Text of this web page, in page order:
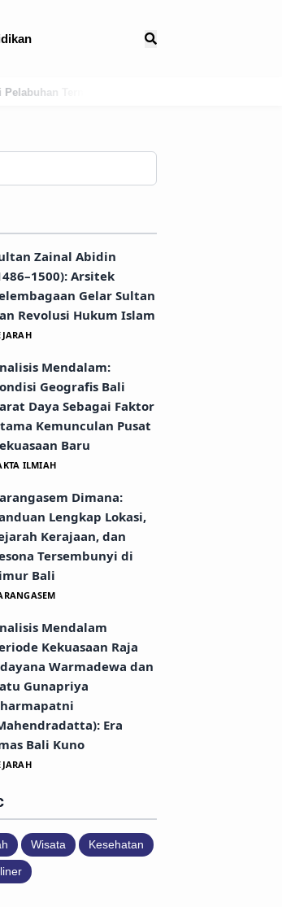
Presensi Online Karangasem: Strategi
Zainal Abidin
Arsitek
Gelar Sultan
Revolusi Hukum Islam
Mendalam:
Geografis Bali
Daya Sebagai Faktor
Kemunculan Pusat
Baru
ILMIAH
Dimana:
Lengkap Lokasi,
Kerajaan, dan
Tersembunyi di
Bali
Mendalam
Kekuasaan Raja
Warmadewa dan
Gunapriya
Era
Bali Kuno
Wisata Kesehatan